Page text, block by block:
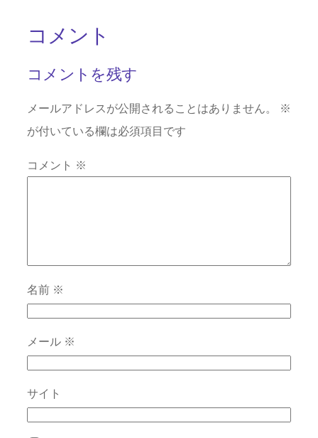
コメント
コメントを残す
メールアドレスが公開されることはありません。
※
が付いている欄は必須項目です
コメント ※
名前 ※
メール ※
サイト